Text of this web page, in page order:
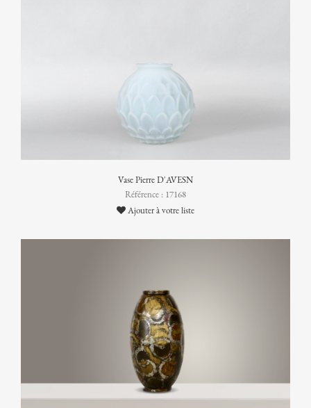
Vase Pierre D'AVESN
Référence : 17168
Ajouter à votre liste